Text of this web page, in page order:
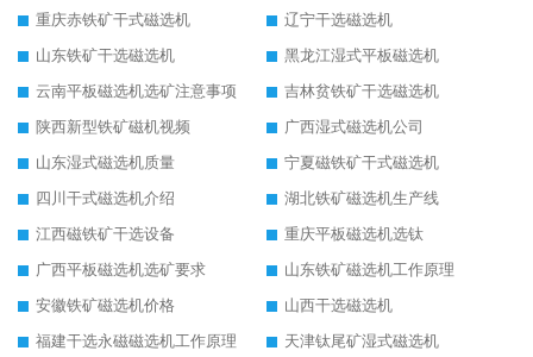
重庆赤铁矿干式磁选机
辽宁干选磁选机
山东铁矿干选磁选机
黑龙江湿式平板磁选机
云南平板磁选机选矿注意事项
吉林贫铁矿干选磁选机
陕西新型铁矿磁机视频
广西湿式磁选机公司
山东湿式磁选机质量
宁夏磁铁矿干式磁选机
四川干式磁选机介绍
湖北铁矿磁选机生产线
江西磁铁矿干选设备
重庆平板磁选机选钛
广西平板磁选机选矿要求
山东铁矿磁选机工作原理
安徽铁矿磁选机价格
山西干选磁选机
福建干选永磁磁选机工作原理
天津钛尾矿湿式磁选机